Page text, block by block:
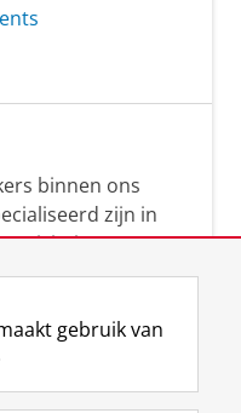
binnen ons
zijn in
gedrag.
gebruik van